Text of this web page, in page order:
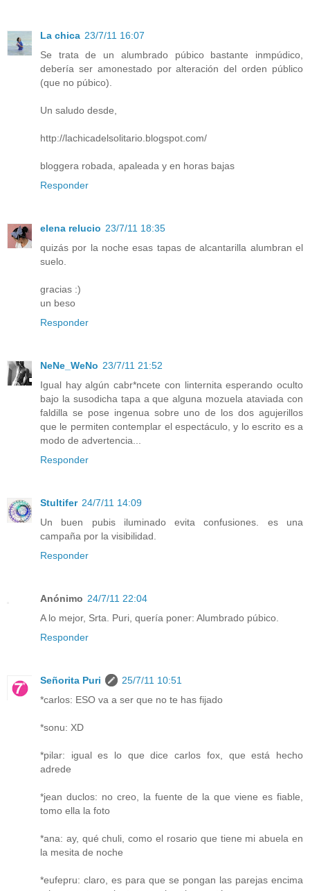
La chica 23/7/11 16:07
Se trata de un alumbrado púbico bastante inmpúdico,
debería ser amonestado por alteración del orden público
(que no púbico).
Un saludo desde,
http://lachicadelsolitario.blogspot.com/
bloggera robada, apaleada y en horas bajas
Responder
elena relucio 23/7/11 18:35
quizás por la noche esas tapas de alcantarilla alumbran el
suelo.
gracias :)
un beso
Responder
NeNe_WeNo 23/7/11 21:52
Igual hay algún cabr*ncete con linternita esperando oculto
bajo la susodicha tapa a que alguna mozuela ataviada con
faldilla se pose ingenua sobre uno de los dos agujerillos
que le permiten contemplar el espectáculo, y lo escrito es a
modo de advertencia...
Responder
Stultifer 24/7/11 14:09
Un buen pubis iluminado evita confusiones. es una
campaña por la visibilidad.
Responder
Anónimo 24/7/11 22:04
A lo mejor, Srta. Puri, quería poner: Alumbrado púbico.
Responder
Señorita Puri
25/7/11 10:51
*carlos: ESO va a ser que no te has fijado
*sonu: XD
*pilar: igual es lo que dice carlos fox, que está hecho
adrede
*jean duclos: no creo, la fuente de la que viene es fiable,
tomo ella la foto
*ana: ay, qué chuli, como el rosario que tiene mi abuela en
la mesita de noche
*eufepru: claro, es para que se pongan las parejas encima